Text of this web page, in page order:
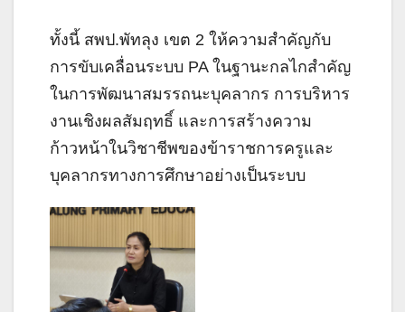
ทั้งนี้ สพป.พัทลุง เขต 2 ให้ความสำคัญกับ
การขับเคลื่อนระบบ PA ในฐานะกลไกสำคัญ
ในการพัฒนาสมรรถนะบุคลากร การบริหาร
งานเชิงผลสัมฤทธิ์ และการสร้างความ
ก้าวหน้าในวิชาชีพของข้าราชการครูและ
บุคลากรทางการศึกษาอย่างเป็นระบบ